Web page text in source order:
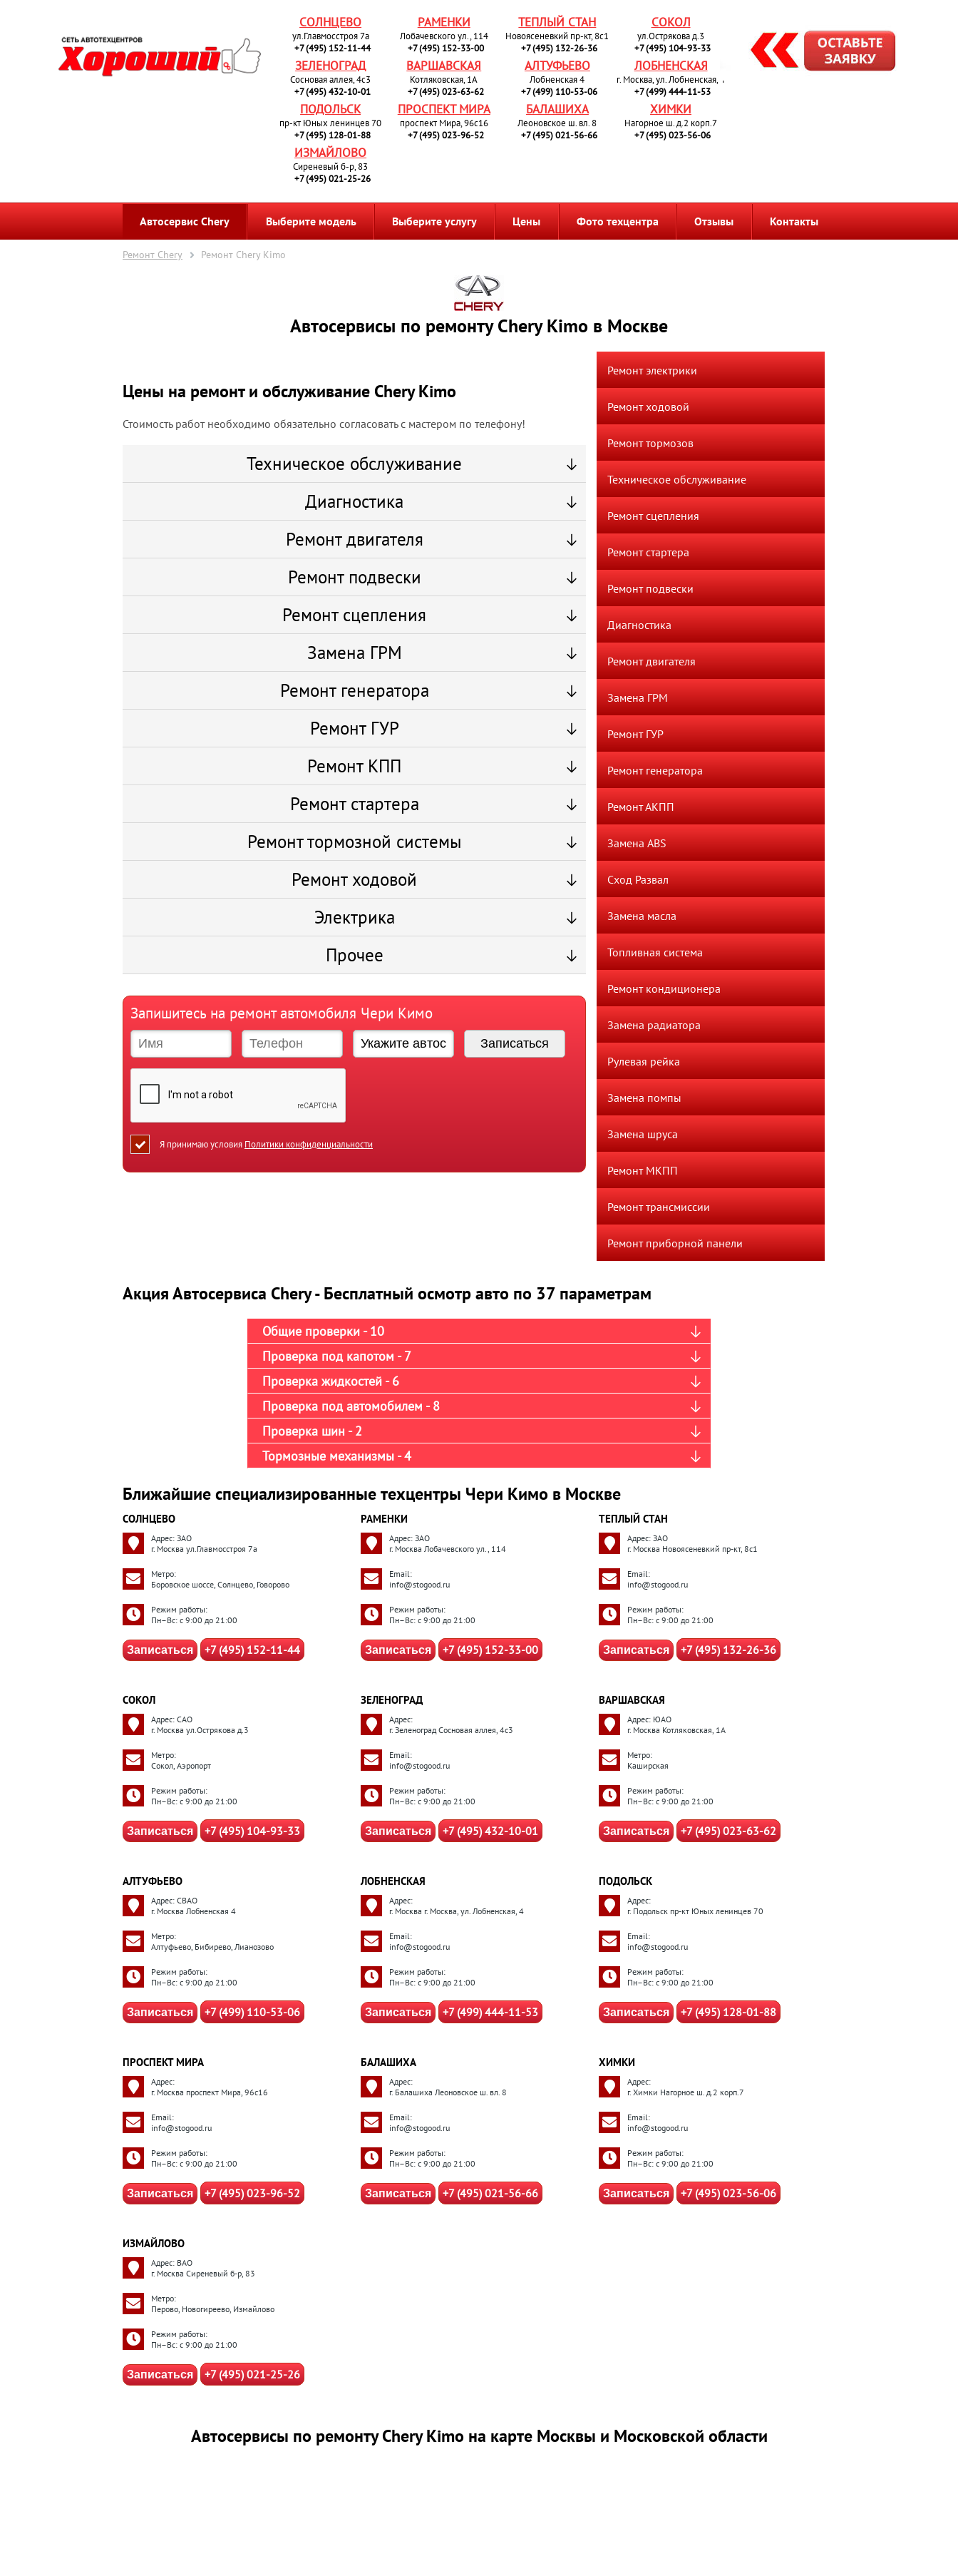
СОЛНЦЕВО
ул.Главмосстроя 7а
+7 (495) 152-11-44
РАМЕНКИ
Лобачевского ул., 114
+7 (495) 152-33-00
ТЕПЛЫЙ СТАН
Новоясеневкий пр-кт, 8с1
+7 (495) 132-26-36
СОКОЛ
ул.Острякова д.3
+7 (495) 104-93-33
ЗЕЛЕНОГРАД
Сосновая аллея, 4с3
+7 (495) 432-10-01
ВАРШАВСКАЯ
Котляковская, 1А
+7 (495) 023-63-62
АЛТУФЬЕВО
Лобненская 4
+7 (499) 110-53-06
ЛОБНЕНСКАЯ
г. Москва, ул. Лобненская, 4
+7 (499) 444-11-53
ПОДОЛЬСК
пр-кт Юных ленинцев 70
+7 (495) 128-01-88
ПРОСПЕКТ МИРА
проспект Мира, 96с16
+7 (495) 023-96-52
БАЛАШИХА
Леоновское ш. вл. 8
+7 (495) 021-56-66
ХИМКИ
Нагорное ш. д.2 корп.7
+7 (495) 023-56-06
ИЗМАЙЛОВО
Сиреневый б-р, 83
+7 (495) 021-25-26
Автосервис Chery Выберите модель Выберите услугу Цены Фото техцентра Отзывы Контакты
Ремонт Chery Ремонт Chery Kimo
Автосервисы по ремонту Chery Kimo в Москве
Цены на ремонт и обслуживание Chery Kimo
Стоимость работ необходимо обязательно согласовать с мастером по телефону!
Техническое обслуживание
Диагностика
Ремонт двигателя
Ремонт подвески
Ремонт сцепления
Замена ГРМ
Ремонт генератора
Ремонт ГУР
Ремонт КПП
Ремонт стартера
Ремонт тормозной системы
Ремонт ходовой
Электрика
Прочее
Запишитесь на ремонт автомобиля Чери Кимо
Я принимаю условия Политики конфиденциальности
Ремонт электрики
Ремонт ходовой
Ремонт тормозов
Техническое обслуживание
Ремонт сцепления
Ремонт стартера
Ремонт подвески
Диагностика
Ремонт двигателя
Замена ГРМ
Ремонт ГУР
Ремонт генератора
Ремонт АКПП
Замена ABS
Сход Развал
Замена масла
Топливная система
Ремонт кондиционера
Замена радиатора
Рулевая рейка
Замена помпы
Замена шруса
Ремонт МКПП
Ремонт трансмиссии
Ремонт приборной панели
Акция Автосервиса Chery - Бесплатный осмотр авто по 37 параметрам
Общие проверки - 10
Проверка под капотом - 7
Проверка жидкостей - 6
Проверка под автомобилем - 8
Проверка шин - 2
Тормозные механизмы - 4
Ближайшие специализированные техцентры Чери Кимо в Москве
СОЛНЦЕВО
Адрес: ЗАО
г. Москва ул.Главмосстроя 7а
Метро:
Боровское шоссе, Солнцево, Говорово
Режим работы:
Пн–Вс: с 9:00 до 21:00
Записаться +7 (495) 152-11-44
РАМЕНКИ
Адрес: ЗАО
г. Москва Лобачевского ул., 114
Email:
info@stogood.ru
Режим работы:
Пн–Вс: с 9:00 до 21:00
Записаться +7 (495) 152-33-00
ТЕПЛЫЙ СТАН
Адрес: ЗАО
г. Москва Новоясеневкий пр-кт, 8с1
Email:
info@stogood.ru
Режим работы:
Пн–Вс: с 9:00 до 21:00
Записаться +7 (495) 132-26-36
СОКОЛ
Адрес: САО
г. Москва ул.Острякова д.3
Метро:
Сокол, Аэропорт
Режим работы:
Пн–Вс: с 9:00 до 21:00
Записаться +7 (495) 104-93-33
ЗЕЛЕНОГРАД
Адрес:
г. Зеленоград Сосновая аллея, 4с3
Email:
info@stogood.ru
Режим работы:
Пн–Вс: с 9:00 до 21:00
Записаться +7 (495) 432-10-01
ВАРШАВСКАЯ
Адрес: ЮАО
г. Москва Котляковская, 1А
Метро:
Каширская
Режим работы:
Пн–Вс: с 9:00 до 21:00
Записаться +7 (495) 023-63-62
АЛТУФЬЕВО
Адрес: СВАО
г. Москва Лобненская 4
Метро:
Алтуфьево, Бибирево, Лианозово
Режим работы:
Пн–Вс: с 9:00 до 21:00
Записаться +7 (499) 110-53-06
ЛОБНЕНСКАЯ
Адрес:
г. Москва г. Москва, ул. Лобненская, 4
Email:
info@stogood.ru
Режим работы:
Пн–Вс: с 9:00 до 21:00
Записаться +7 (499) 444-11-53
ПОДОЛЬСК
Адрес:
г. Подольск пр-кт Юных ленинцев 70
Email:
info@stogood.ru
Режим работы:
Пн–Вс: с 9:00 до 21:00
Записаться +7 (495) 128-01-88
ПРОСПЕКТ МИРА
Адрес:
г. Москва проспект Мира, 96с16
Email:
info@stogood.ru
Режим работы:
Пн–Вс: с 9:00 до 21:00
Записаться +7 (495) 023-96-52
БАЛАШИХА
Адрес:
г. Балашиха Леоновское ш. вл. 8
Email:
info@stogood.ru
Режим работы:
Пн–Вс: с 9:00 до 21:00
Записаться +7 (495) 021-56-66
ХИМКИ
Адрес:
г. Химки Нагорное ш. д.2 корп.7
Email:
info@stogood.ru
Режим работы:
Пн–Вс: с 9:00 до 21:00
Записаться +7 (495) 023-56-06
ИЗМАЙЛОВО
Адрес: ВАО
г. Москва Сиреневый б-р, 83
Метро:
Перово, Новогиреево, Измайлово
Режим работы:
Пн–Вс: с 9:00 до 21:00
Записаться +7 (495) 021-25-26
Автосервисы по ремонту Chery Kimo на карте Москвы и Московской области